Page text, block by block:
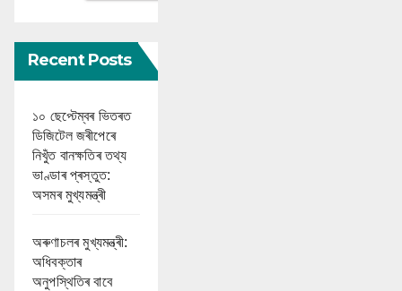
Recent Posts
১০ ছেপ্টেম্বৰ ভিতৰত
ডিজিটেল জৰীপেৰে
নিখুঁত বানক্ষতিৰ তথ্য
ভাণ্ডাৰ প্ৰস্তুত:
অসমৰ মুখ্যমন্ত্ৰী
অৰুণাচলৰ মুখ্যমন্ত্ৰী:
অধিবক্তাৰ
অনুপস্থিতিৰ বাবে